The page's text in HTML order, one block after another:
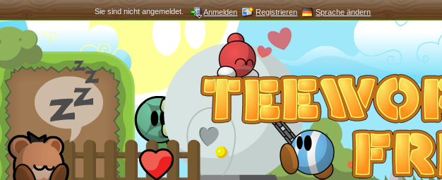
Sie sind nicht angemeldet. Anmelden Registrieren Sprache ändern